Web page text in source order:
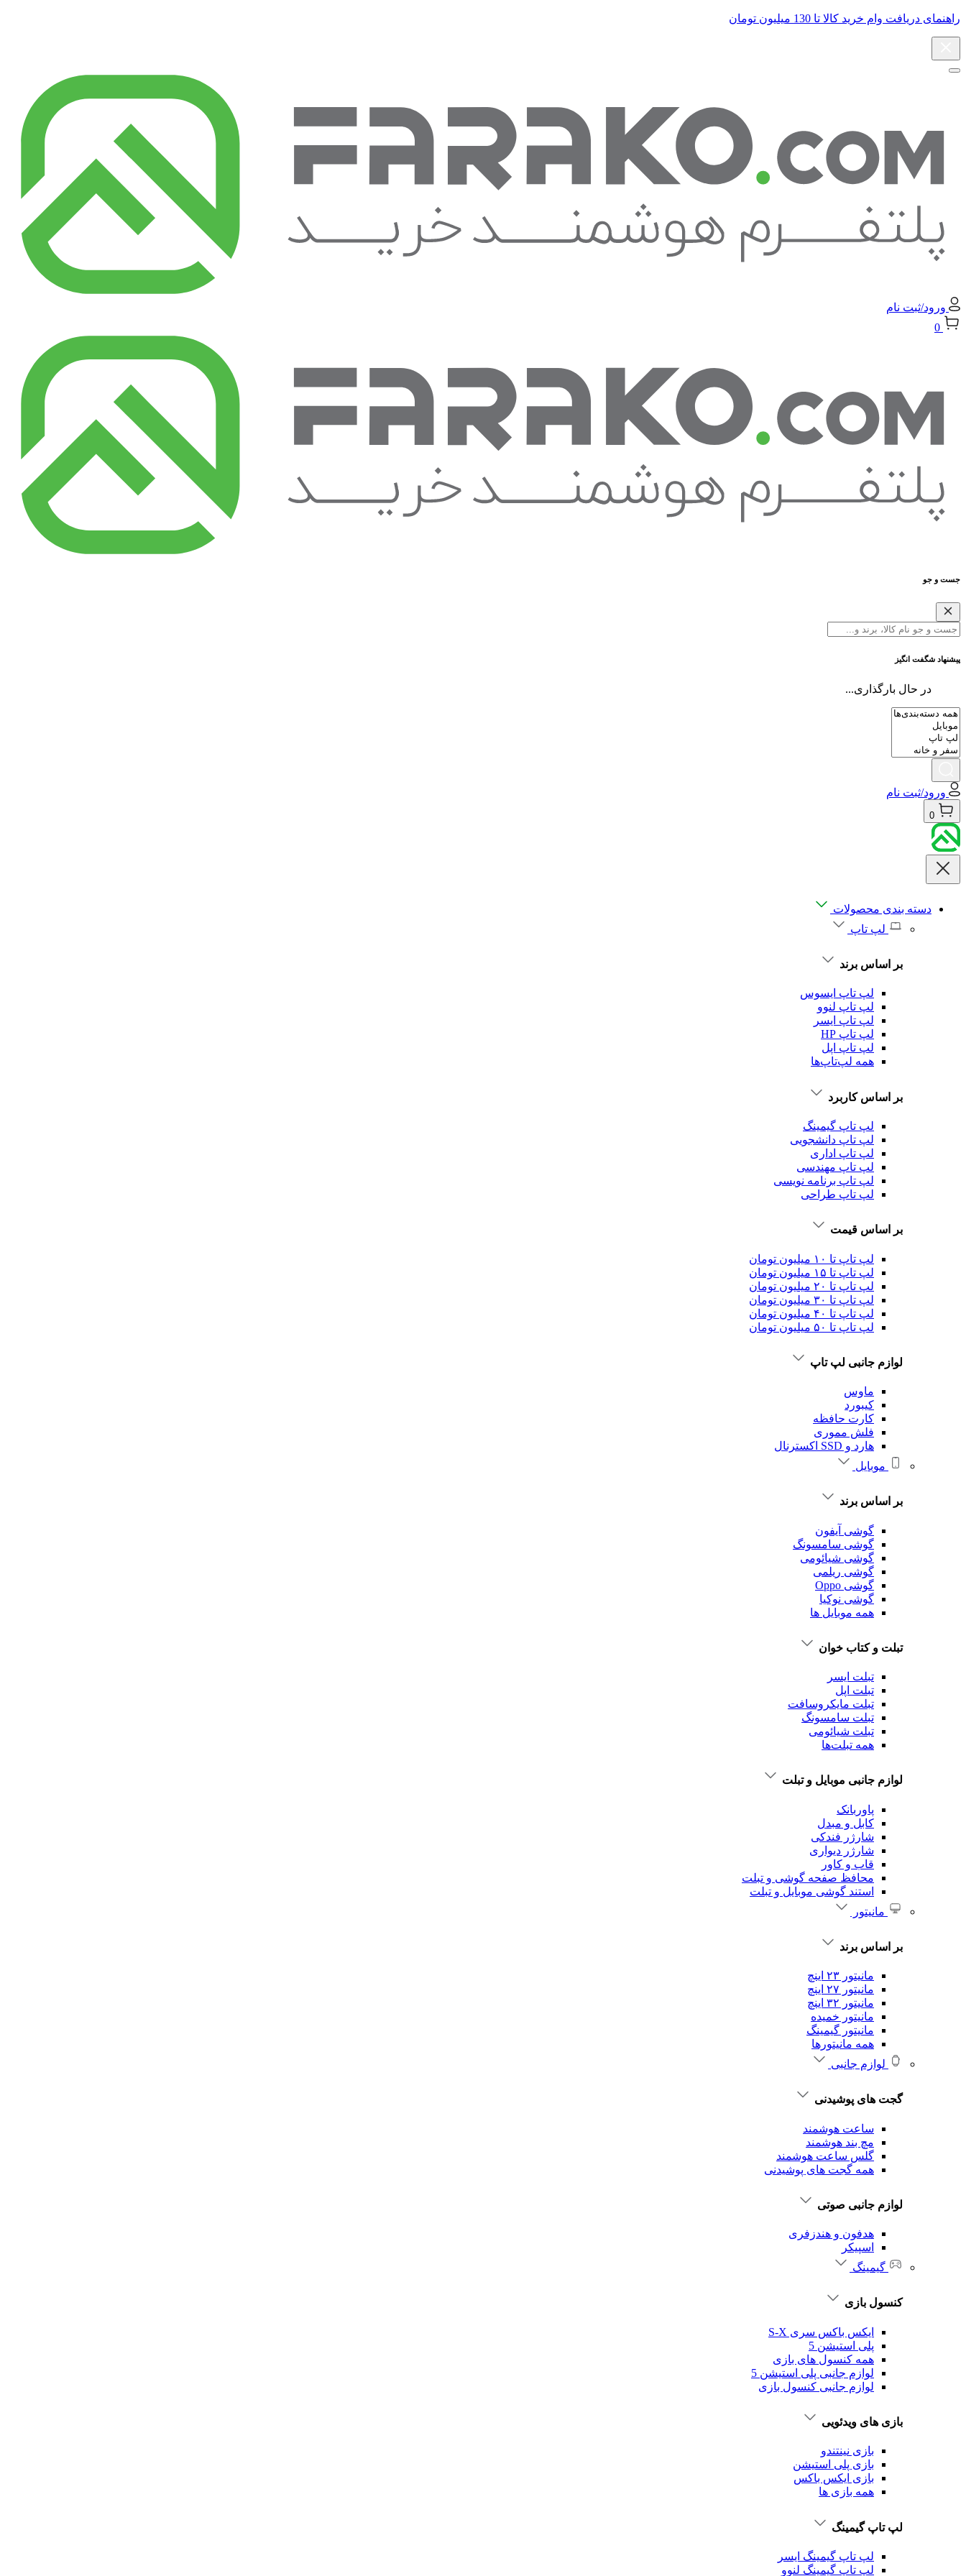
راهنمای دریافت وام خرید کالا تا 130 میلیون تومان
ورود/ثبت نام
0
جست و جو
پیشنهاد شگفت انگیز
در حال بارگذاری...
ورود/ثبت نام
0
دسته بندی محصولات
لپ تاپ
بر اساس برند
لپ تاپ ایسوس
لپ تاپ لنوو
لپ تاپ ایسر
لپ تاپ HP
لپ تاپ اپل
همه لپ‌تاپ‌ها
بر اساس کاربرد
لپ تاپ گیمینگ
لپ تاپ دانشجویی
لپ تاپ اداری
لپ تاپ مهندسی
لپ تاپ برنامه نویسی
لپ تاپ طراحی
بر اساس قیمت
لپ تاپ تا ۱۰ میلیون تومان
لپ تاپ تا ۱۵ میلیون تومان
لپ تاپ تا ۲۰ میلیون تومان
لپ تاپ تا ۳۰ میلیون تومان
لپ تاپ تا ۴۰ میلیون تومان
لپ تاپ تا ۵۰ میلیون تومان
لوازم جانبی لپ تاپ
ماوس
کیبورد
کارت حافظه
فلش مموری
هارد و SSD اکسترنال
موبایل
بر اساس برند
گوشی آیفون
گوشی سامسونگ
گوشی شیائومی
گوشی ریلمی
گوشی Oppo
گوشی نوکیا
همه موبایل ها
تبلت و کتاب خوان
تبلت ایسر
تبلت اپل
تبلت‌ مایکروسافت
تبلت‌ سامسونگ
تبلت شیائومی
همه تبلت‌ها
لوازم جانبی موبایل و تبلت
پاوربانک
کابل و مبدل
شارژر فندکی
شارژر دیواری
قاب و کاور
محافظ صفحه گوشی و تبلت
استند گوشی موبایل و تبلت
مانیتور
بر اساس برند
مانیتور ۲۳ اینچ
مانیتور ۲۷ اینچ
مانیتور ۳۲ اینچ
مانیتور خمیده
مانیتور گیمینگ
همه مانیتورها
لوازم جانبی
گجت های پوشیدنی
ساعت هوشمند
مچ بند هوشمند
گلس ساعت هوشمند
همه گجت های پوشیدنی
لوازم جانبی صوتی
هدفون و هندزفری
اسپیکر
گیمینگ
کنسول بازی
ایکس باکس سری S-X
پلی استیشن 5
همه کنسول های بازی
لوازم جانبی پلی استیشن 5
لوازم جانبی کنسول بازی
بازی های ویدئویی
بازی نینتندو
بازی پلی استیشن
بازی ایکس باکس
همه بازی ها
لپ تاپ گیمینگ
لپ تاپ گیمینگ ایسر
لپ تاپ گیمینگ لنوو